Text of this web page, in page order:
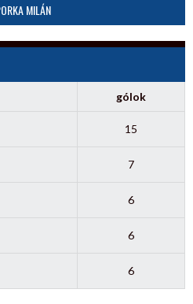
MILÁN
gólok
15
7
6
6
6